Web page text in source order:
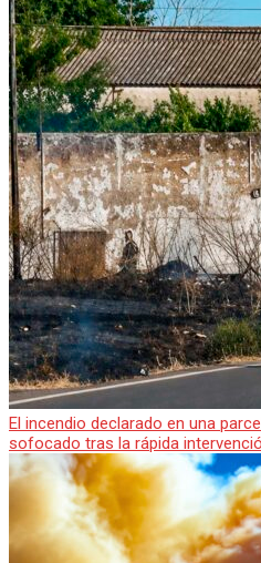
El incendio declarado en una
sofocado tras la rápida